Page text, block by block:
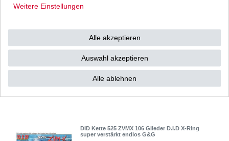
DID Kette 525 ZVM-X 124 Glieder D.I.D X-Ring
super verstärkt endlos G&G
142,70 € *
1 Stück | 142,70 € / Stück
inkl. ges. MwSt.zzgl.
DID Kette 525 ZVMX 106 Glieder D.I.D X-Ring
super verstärkt endlos G&G
Weitere Einstellungen
Alle akzeptieren
Auswahl akzeptieren
Alle ablehnen